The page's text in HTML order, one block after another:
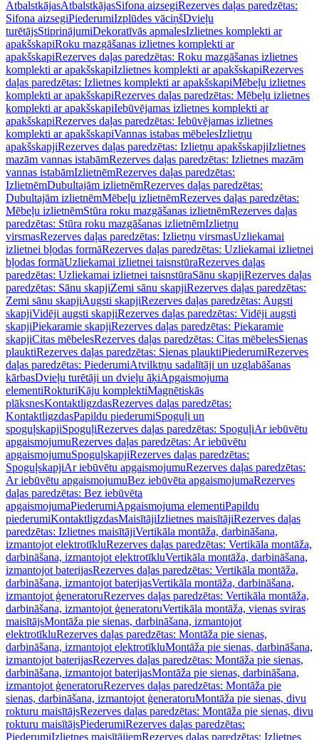
AtbalstkājasAtbalstkājasSifona aizsegiRezerves daļas paredzētas:
Sifona aizsegiPiederumiIzplūdes vāciņšDvieļu
turētājsStiprinājumiDekoratīvās apmalesIzlietnes komplekti ar
apakšskapiRoku mazgāšanas izlietnes komplekti ar
apakšskapiRezerves daļas paredzētas: Roku mazgāšanas izlietnes
komplekti ar apakšskapiIzlietnes komplekti ar apakšskapiRezerves
daļas paredzētas: Izlietnes komplekti ar apakšskapiMēbeļu izlietnes
komplekti ar apakšskapiRezerves daļas paredzētas: Mēbeļu izlietnes
komplekti ar apakšskapiIebūvējamas izlietnes komplekti ar
apakšskapiRezerves daļas paredzētas: Iebūvējamas izlietnes
komplekti ar apakšskapiVannas istabas mēbelesIzlietņu
apakšskapjiRezerves daļas paredzētas: Izlietņu apakšskapjiIzlietnes
mazām vannas istabāmRezerves daļas paredzētas: Izlietnes mazām
vannas istabāmIzlietnēmRezerves daļas paredzētas:
IzlietnēmDubultajām izlietnēmRezerves daļas paredzētas:
Dubultajām izlietnēmMēbeļu izlietnēmRezerves daļas paredzētas:
Mēbeļu izlietnēmStūra roku mazgāšanas izlietnēmRezerves daļas
paredzētas: Stūra roku mazgāšanas izlietnēmIzlietņu
virsmasRezerves daļas paredzētas: Izlietņu virsmasUzliekamai
izlietnei bļodas formāRezerves daļas paredzētas: Uzliekamai izlietnei
bļodas formāUzliekamai izlietnei taisnstūraRezerves daļas
paredzētas: Uzliekamai izlietnei taisnstūraSānu skapjiRezerves daļas
paredzētas: Sānu skapjiZemi sānu skapjiRezerves daļas paredzētas:
Zemi sānu skapjiAugsti skapjiRezerves daļas paredzētas: Augsti
skapjiVidēji augsti skapjiRezerves daļas paredzētas: Vidēji augsti
skapjiPiekaramie skapjiRezerves daļas paredzētas: Piekaramie
skapjiCitas mēbelesRezerves daļas paredzētas: Citas mēbelesSienas
plauktiRezerves daļas paredzētas: Sienas plauktiPiederumiRezerves
daļas paredzētas: PiederumiAtvilktņu sadalītāji un uzglabāšanas
kārbasDvieļu turētāji un dvieļu āķiApgaismojuma
elementiRokturiKāju komplektiMagnētiskās
plāksnesKontaktligzdasRezerves daļas paredzētas:
KontaktligzdasPapildu piederumiSpoguļi un
spoguļskapjiSpoguļiRezerves daļas paredzētas: SpoguļiAr iebūvētu
apgaismojumuRezerves daļas paredzētas: Ar iebūvētu
apgaismojumuSpoguļskapjiRezerves daļas paredzētas:
SpoguļskapjiAr iebūvētu apgaismojumuRezerves daļas paredzētas:
Ar iebūvētu apgaismojumuBez iebūvēta apgaismojumaRezerves
daļas paredzētas: Bez iebūvēta
apgaismojumaPiederumiApgaismojuma elementiPapildu
piederumiKontaktligzdasMaisītājiIzlietnes maisītājiRezerves daļas
paredzētas: Izlietnes maisītājiVertikāla montāža, darbināšana,
izmantojot elektrotīkluRezerves daļas paredzētas: Vertikāla montāža,
darbināšana, izmantojot elektrotīkluVertikāla montāža, darbināšana,
izmantojot baterijasRezerves daļas paredzētas: Vertikāla montāža,
darbināšana, izmantojot baterijasVertikāla montāža, darbināšana,
izmantojot ģeneratoruRezerves daļas paredzētas: Vertikāla montāža,
darbināšana, izmantojot ģeneratoruVertikāla montāža, vienas sviras
maisītājsMontāža pie sienas, darbināšana, izmantojot
elektrotīkluRezerves daļas paredzētas: Montāža pie sienas,
darbināšana, izmantojot elektrotīkluMontāža pie sienas, darbināšana,
izmantojot baterijasRezerves daļas paredzētas: Montāža pie sienas,
darbināšana, izmantojot baterijasMontāža pie sienas, darbināšana,
izmantojot ģeneratoruRezerves daļas paredzētas: Montāža pie
sienas, darbināšana, izmantojot ģeneratoruMontāža pie sienas, divu
rokturu maisītājsRezerves daļas paredzētas: Montāža pie sienas, divu
rokturu maisītājsPiederumiRezerves daļas paredzētas:
PiederumiIzlietnes maisītājiemRezerves daļas paredzētas: Izlietnes